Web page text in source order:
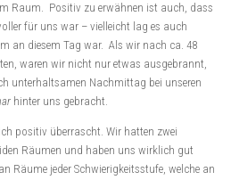
Raum. Positiv zu erwähnen ist auch, dass
für uns war – vielleicht lag es auch
an diesem Tag war. Als wir nach ca. 48
waren wir nicht nur etwas ausgebrannt,
unterhaltsamen Nachmittag bei unseren
hinter uns gebracht.
positiv überrascht. Wir hatten zwei
Räumen und haben uns wirklich gut
Räume jeder Schwierigkeitsstufe, welche an